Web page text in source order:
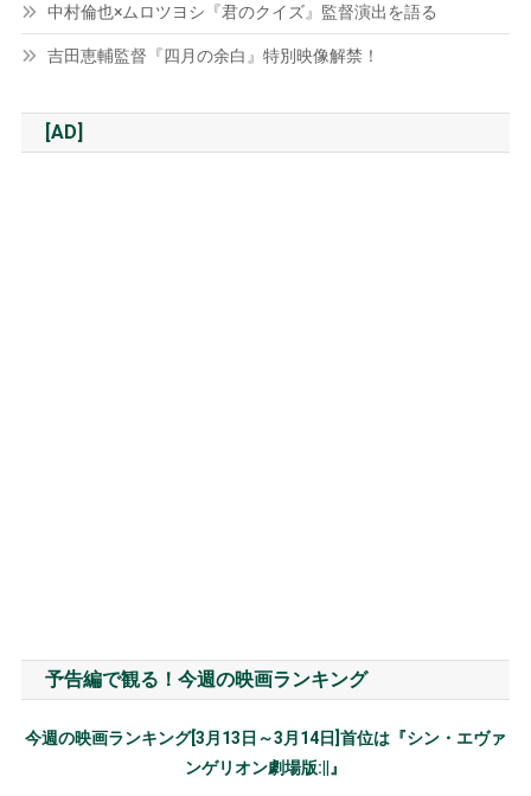
中村倫也×ムロツヨシ『君のクイズ』監督演出を語る
吉田恵輔監督『四月の余白』特別映像解禁！
[AD]
予告編で観る！今週の映画ランキング
今週の映画ランキング[3月13日～3月14日]首位は『シン・エヴァ
ンゲリオン劇場版:||』